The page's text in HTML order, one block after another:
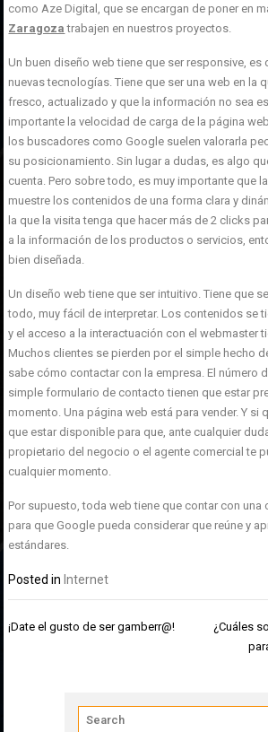
como Aze Digital, que se encargan de poner en
Zaragoza trabajen en nuestros proyectos.
Un buen diseño web tiene que ser responsive, es
nuevas tecnologías. Tiene que ser una web en la
fresco, actualizado y que la información no sea
importante la velocidad de carga de la página
los buscadores como Google suelen valorarla
su posicionamiento. Sin lugar a dudas, es algo
cuenta. Pero sobre todo, es muy importante que
muestre los contenidos de una forma clara y
la que la visita tenga que hacer más de 2 clicks
a la información de los productos o servicios,
bien diseñada.
Un diseño web tiene que ser intuitivo. Tiene que
todo, muy fácil de interpretar. Los contenidos se
y el acceso a la interactuación con el webmaster
Muchos clientes se pierden por el simple hecho
sabe cómo contactar con la empresa. El número
simple formulario de contacto tienen que estar
momento. Una página web está para vender. Y si
que estar disponible para que, ante cualquier
propietario del negocio o el agente comercial te
cualquier momento.
Por supuesto, toda web tiene que contar con
para que Google pueda considerar que reúne y
estándares.
Posted in Internet
Navegación
¡Date el gusto de ser gamberr@!
¿Cuáles